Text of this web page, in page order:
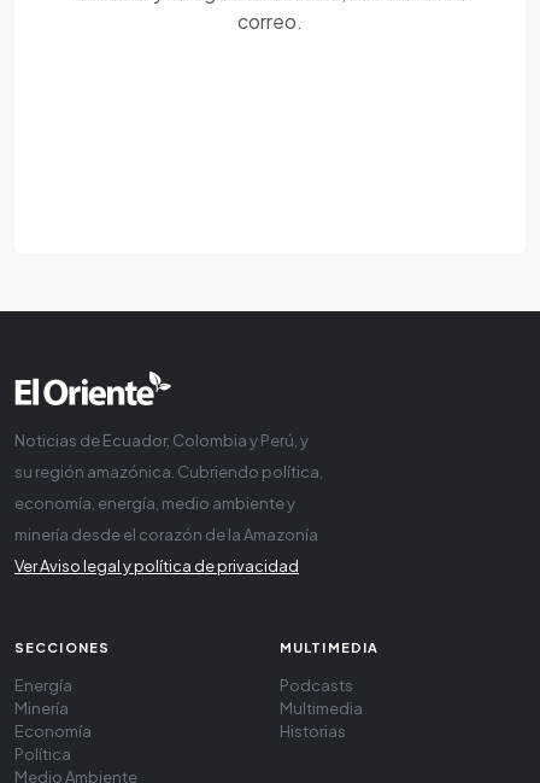
correo.
Noticias de Ecuador, Colombia y Perú, y
su región amazónica. Cubriendo política,
economía, energía, medio ambiente y
minería desde el corazón de la Amazonía
Ver Aviso legal y política de privacidad
SECCIONES
Energía
Minería
Economía
Política
Medio Ambiente
MULTIMEDIA
Podcasts
Multimedia
Historias